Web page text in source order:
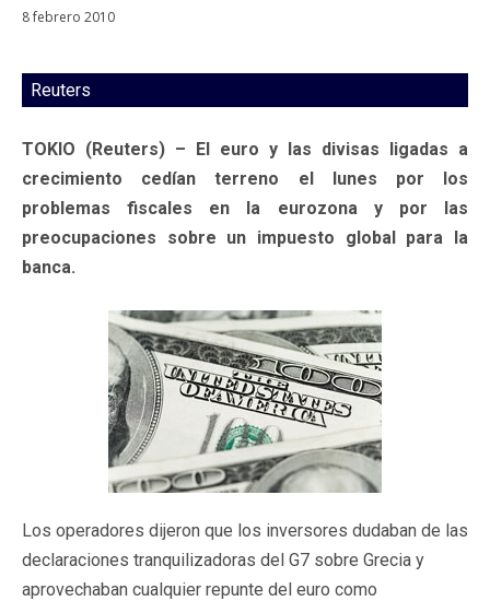
8 febrero 2010
Reuters
TOKIO (Reuters) – El euro y las divisas ligadas a
crecimiento cedían terreno el lunes por los
problemas fiscales en la eurozona y por las
preocupaciones sobre un impuesto global para la
banca.
Los operadores dijeron que los inversores dudaban de las
declaraciones tranquilizadoras del G7 sobre Grecia y
aprovechaban cualquier repunte del euro como